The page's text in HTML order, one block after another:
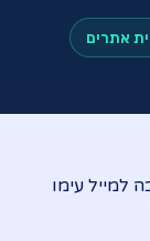
אתרים
למייל עימו